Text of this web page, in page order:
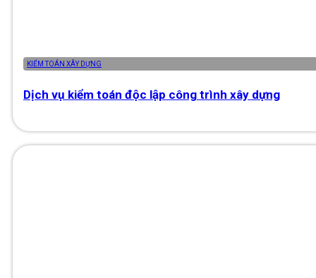
KIỂM TOÁN XÂY DỰNG
Dịch vụ kiểm toán độc lập công trình xây dựng